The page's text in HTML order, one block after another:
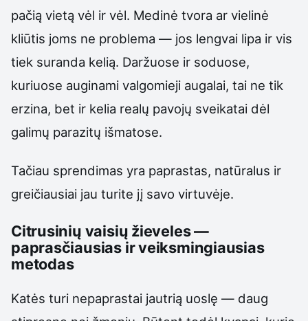
pačią vietą vėl ir vėl. Medinė tvora ar vielinė
kliūtis joms ne problema — jos lengvai lipa ir vis
tiek suranda kelią. Daržuose ir soduose,
kuriuose auginami valgomieji augalai, tai ne tik
erzina, bet ir kelia realų pavojų sveikatai dėl
galimų parazitų išmatose.
Tačiau sprendimas yra paprastas, natūralus ir
greičiausiai jau turite jį savo virtuvėje.
Citrusinių vaisių žieveles —
paprasčiausias ir veiksmingiausias
metodas
Katės turi nepaprastai jautrią uoslę — daug